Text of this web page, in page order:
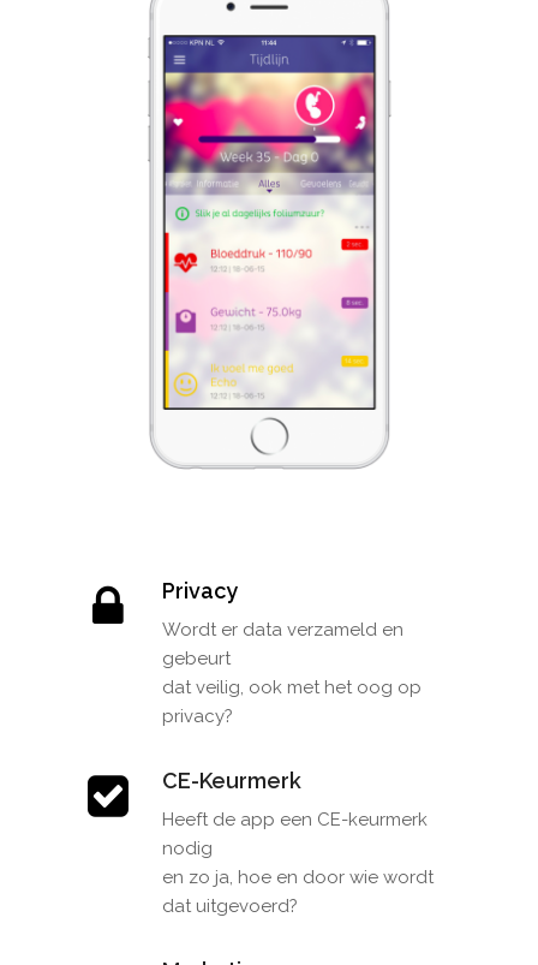
Privacy
Wordt er data verzameld en
gebeurt
dat veilig, ook met het oog op
privacy?
CE-Keurmerk
Heeft de app een CE-keurmerk
nodig
en zo ja, hoe en door wie wordt
dat uitgevoerd?